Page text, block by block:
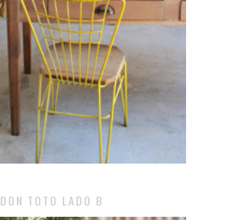
DON TOTO LADO B